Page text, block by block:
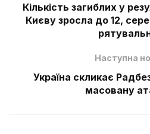
Кількість загиблих у
Києву зросла до 12,
Наступна
Україна скликає
масовану